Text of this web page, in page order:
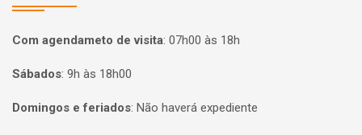
Com agendameto de visita: 07h00 às 18h
Sábados: 9h às 18h00
Domingos e feriados: Não haverá expediente